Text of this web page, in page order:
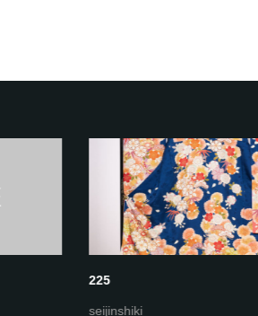
225
seijinshiki